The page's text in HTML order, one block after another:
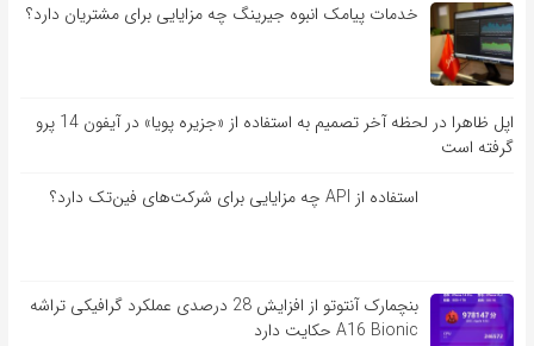
خدمات پیامک انبوه جیرینگ چه مزایایی برای مشتریان دارد؟
اپل ظاهرا در لحظه آخر تصمیم به استفاده از «جزیره پویا» در آیفون 14 پرو
گرفته است
استفاده از API چه مزایایی برای شرکت‌های فین‌تک دارد؟
بنچمارک آنتوتو از افزایش 28 درصدی عملکرد گرافیکی تراشه
A16 Bionic حکایت دارد